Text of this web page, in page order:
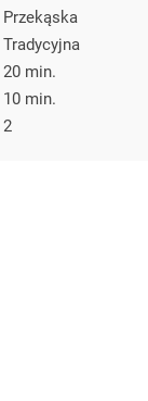
Przekąska
Tradycyjna
20 min.
10 min.
2